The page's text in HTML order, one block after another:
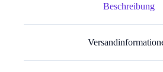
Beschreibung